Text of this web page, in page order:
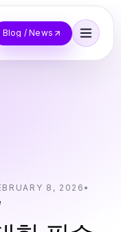
Blog / News
8, 2026